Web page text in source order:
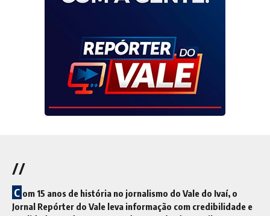
//
C om 15 anos de história no jornalismo do Vale do Ivaí, o
Jornal Repórter do Vale leva informação com credibilidade e